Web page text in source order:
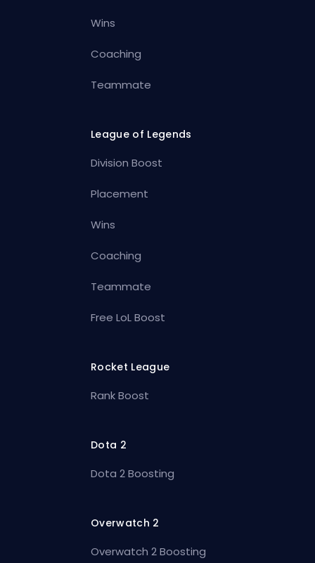
Wins
Coaching
Teammate
League of Legends
Division Boost
Placement
Wins
Coaching
Teammate
Free LoL Boost
Rocket League
Rank Boost
Dota 2
Dota 2 Boosting
Overwatch 2
Overwatch 2 Boosting